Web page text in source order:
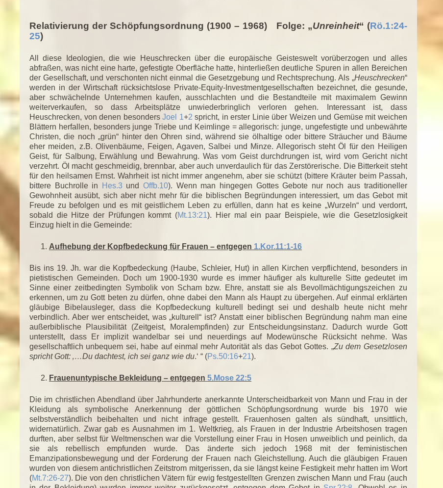
Relativierung der Schöpfungsordnung (1900 – 1968) Folge: „Unreinheit“ (Rö.1:24-
25)
All diese Ideologien, die wie Heuschrecken über die europäische Geisteswelt vorüberzogen und alles
abfraßen, was nicht eine harte, gefestigte Oberfläche hatte, hinterließen deutliche Spuren in allen Bereichen
der Gesellschaft, und verschonten nicht einmal die Gesetzgebung und Rechtsprechung. Als „Heuschrecken“
werden in der Wirtschaft rücksichtslose Private-Equity-Investmentgesellschaften bezeichnet, die gesunde,
aber schwächelnde Unternehmen kaufen, ausschlachten und die Bestandteile mit maximalem Gewinn
weiterverkaufen, so dass Arbeitsplätze unwiederbringlich verloren gehen. Interessant ist, dass
Heuschrecken, von denen besondersJoel 1+2 spricht, in erster Linie über Weizen und Gemüse mit weichen
Blättern herfallen, besonders junge Triebe und Keimlinge = allegorisch: junge, ungefestigte und unbewährte
Christen, die noch „grün“ hinter den Ohren sind, während sie ölhaltige oder bittere Sträucher und Bäume
eher meiden, z.B. Olivenbäume, Feigen, Agaven, Salbei und Minze. Allegorisch steht Öl für den Heiligen
Geist, für Salbung, Erwählung und Bewahrung. Was vom Geist durchdrungen ist, wird vom Gericht nicht
verzehrt. Öl macht geschmeidig, brennbar, aber auch unverdaulich für das Zerstörerische. Die Bitterkeit steht
für den heilsamen Ernst. Wahrheit ist nicht immer angenehm, aber sie schützt (bittere Kräuter beim Passah,
bittere Buchrolle in
Hes.3 undOffb.10). Wenn man hingegen Gottes Gebote nur noch aus traditioneller
Gewohnheit ausübt, sich aber nicht mehr für die biblischen Begründungen interessiert, um das Gebot mit
Freude zu befolgen und es mit geistlichem Leben zu erfüllen, dann hat es keine „Wurzeln“ und verdorrt,
sobald die Hitze der Prüfungen kommt (Mt.13:21). Hier mal ein paar Beispiele, wie die Gesetzlosigkeit
Einzug hielt in die Gemeinde:
Aufhebung der Kopfbedeckung für Frauen – entgegen 1.Kor.11:1-16
Bis ins 19. Jh. war die Kopfbedeckung (Haube, Schleier, Hut) in allen Kirchen verpflichtend, besonders in
pietistischen Gemeinden. Doch um 1900-1930 wurde es immer häufiger als kulturelle Sitte gedeutet im
Sinne einer zeitbedingten Symbolik von Scham bzw. Ehre, anstatt sie als Bevollmächtigungszeichen zu
erkennen, um zu Gott beten zu dürfen, ohne dabei den Mann als Haupt zu übergehen. Auf einmal erklärten
gläubige Bibelausleger, dass die Kopfbedeckung kulturell bedingt sei und deshalb heute nicht mehr
verbindlich. Aber wer entscheidet, was „kulturell“ ist? Anstatt einer biblischen Begründung nahm man eine
außerbiblische Plausibilität (Zeitgeist, Moralempfinden) zur Entscheidungsinstanz. Dadurch wurde Gott
unterstellt, dass Er implizit wandelbar sei und neuerdings auf Modewünsche Rücksicht nehme. Was
gesellschaftlich unbequem sei, habe auf einmal mehr Autorität als das Gebot Gottes. „Zu dem Gesetzlosen
spricht Gott: ‚…Du dachtest, ich sei ganz wie du.‘ “ (Ps.50:16+21).
Frauenuntypische Bekleidung – entgegen 5.Mose 22:5
Die im christlichen Abendland über Jahrhunderte anerkannte Unterscheidbarkeit von Mann und Frau in der
Kleidung als symbolische Anerkennung der göttlichen Schöpfungsordnung wurde bis 1970 wie
selbstverständlich beibehalten und nicht infrage gestellt. Frauenhosen galten als sündhaft, unsittlich,
widernatürlich. Zwar gab es Ausnahmen im 1. Weltkrieg, als Frauen in der Industrie Arbeitshosen tragen
durften, aber selbst für Weltmenschen war die Vorstellung einer Frau in Hosen unweiblich und peinlich, da
sie als rebellisch empfunden wurde. Das änderte sich jedoch 1968 mit der feministischen
Emanzipationsbewegung und der Forderung der Frauen nach Gleichstellung. Auch die gläubigen Frauen
wurden von diesem antichristlichen Zeitstrom mitgerissen, da sie längst keine Festigkeit mehr hatten im Wort
(Mt.7:26-27). Die von den christlichen Vätern für ewig festgestellten Grenzen zwischen Mann und Frau (auch